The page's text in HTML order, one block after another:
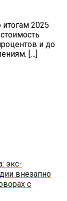
2025
и до
[…]
экс-
внезапно
с